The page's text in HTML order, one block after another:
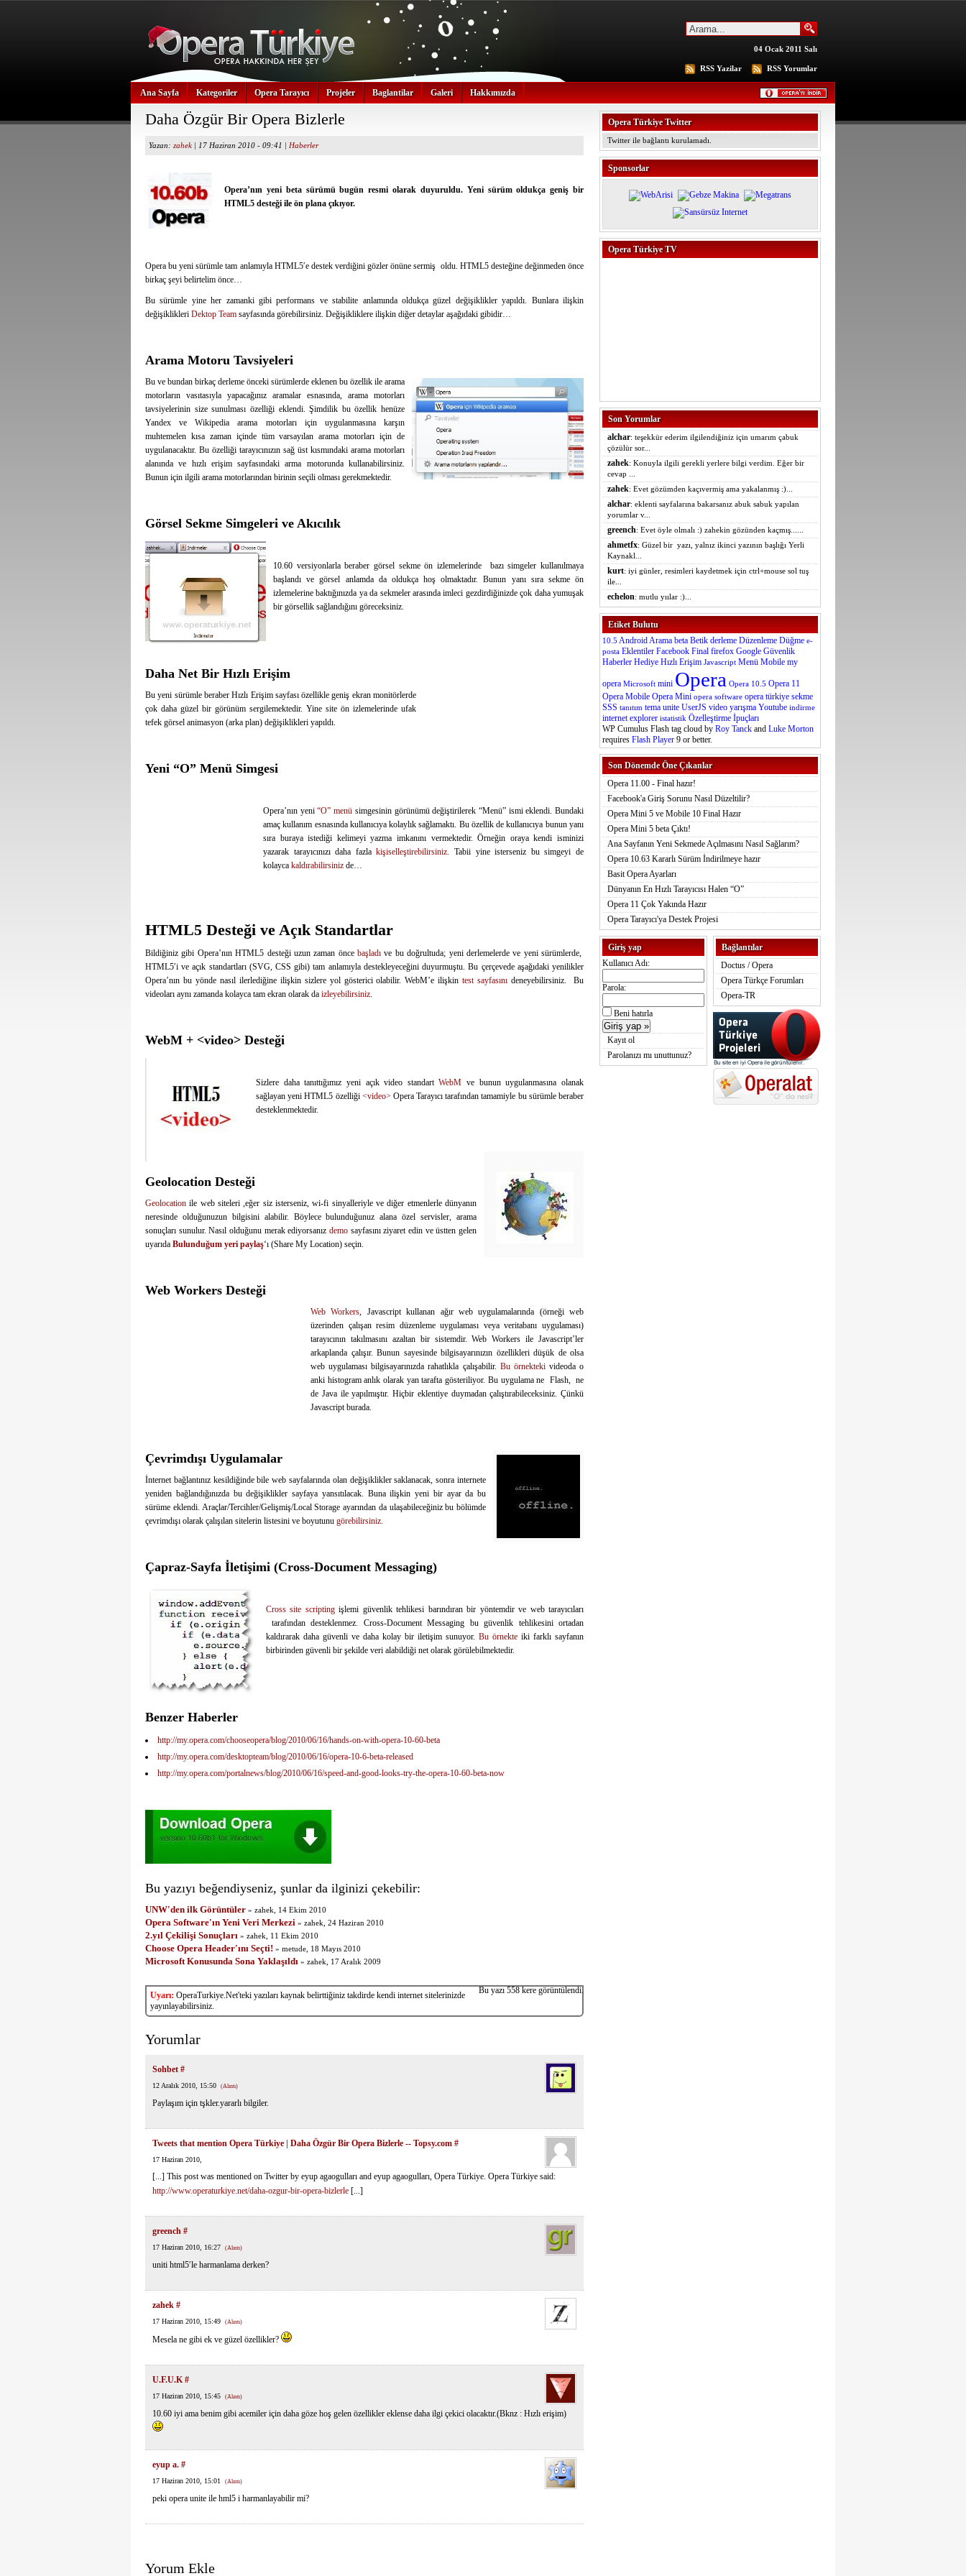
04 Ocak 2011 Salı
RSS Yazilar RSS Yorumlar
Ana Sayfa Kategoriler Opera Tarayıcı Projeler Baglantilar Galeri Hakkımızda
Daha Özgür Bir Opera Bizlerle
Yazan: zahek | 17 Haziran 2010 - 09:41 | Haberler
Opera’nın yeni beta sürümü bugün resmi olarak duyuruldu. Yeni sürüm oldukça geniş bir
HTML5 desteği ile ön plana çıkıyor.
Opera bu yeni sürümle tam anlamıyla HTML5′e destek verdiğini gözler önüne sermiş oldu. HTML5 desteğine değinmeden önce
birkaç şeyi belirtelim önce…
Bu sürümle yine her zamanki gibi performans ve stabilite anlamında oldukça güzel değişiklikler yapıldı. Bunlara ilişkin
değişiklikleri Dektop Team sayfasında görebilirsiniz. Değişikliklere ilişkin diğer detaylar aşağıdaki gibidir…
Arama Motoru Tavsiyeleri
Bu ve bundan birkaç derleme önceki sürümlerde eklenen bu özellik ile arama
motorların vasıtasıyla yapacağınız aramalar esnasında, arama motorları
tavsiyelerinin size sunulması özelliği eklendi. Şimdilik bu özellik henüze
Yandex ve Wikipedia arama motorları için uygulanmasına karşın
muhtemelen kısa zaman içinde tüm varsayılan arama motorları için de
uygulanacaktır. Bu özelliği tarayıcınızın sağ üst kısmındaki arama motorları
alanında ve hızlı erişim sayfasındaki arma motorunda kullanabilirsiniz.
Bunun için ilgili arama motorlarından birinin seçili olması gerekmektedir.
Görsel Sekme Simgeleri ve Akıcılık
10.60 versiyonlarla beraber görsel sekme ön izlemelerinde bazı simgeler kullanılmaya
başlandı ve görsel anlamda da oldukça hoş olmaktadır. Bunun yanı sıra sekme ön
izlemelerine baktığınızda ya da sekmeler arasında imleci gezdirdiğinizde çok daha yumuşak
bir görsellik sağlandığını göreceksiniz.
Daha Net Bir Hızlı Erişim
Bu yeni sürümle beraber Hızlı Erişim sayfası özellikle geniş ekran monitörlerde
çok daha güzel bir görünüm sergilemektedir. Yine site ön izlemelerinde ufak
tefek görsel animasyon (arka plan) değişiklikleri yapıldı.
Yeni “O” Menü Simgesi
Opera’nın yeni“O” menü simgesinin görünümü değiştirilerek “Menü” ismi eklendi. Bundaki
amaç kullanım esnasında kullanıcıya kolaylık sağlamaktı. Bu özellik de kullanıcıya bunun yanı
sıra buraya istediği kelimeyi yazma imkanını vermektedir. Örneğin oraya kendi isminizi
yazarak tarayıcınızı daha fazlakişiselleştirebilirsiniz. Tabii yine isterseniz bu simgeyi de
kolayca kaldırabilirsiniz de…
HTML5 Desteği ve Açık Standartlar
Bildiğiniz gibi Opera’nın HTML5 desteği uzun zaman önce başladı ve bu doğrultuda; yeni derlemelerde ve yeni sürümlerde,
HTML5′i ve açık standartları (SVG, CSS gibi) tam anlamıyla destekleyeceğini duyurmuştu. Bu çerçevede aşağıdaki yenilikler
Opera’nın bu yönde nasıl ilerlediğine ilişkin sizlere yol gösterici olabilir. WebM’e ilişkintest sayfasını deneyebilirsiniz. Bu
videoları aynı zamanda kolayca tam ekran olarak da izleyebilirsiniz.
WebM + <video> Desteği
Sizlere daha tanıttığımız yeni açık video standartWebM ve bunun uygulanmasına olanak
sağlayan yeni HTML5 özelliği <video> Opera Tarayıcı tarafından tamamiyle bu sürümle beraber
desteklenmektedir.
Geolocation Desteği
Geolocation ile web siteleri ,eğer siz isterseniz, wi-fi sinyalleriyle ve diğer etmenlerle dünyanın
neresinde olduğunuzun bilgisini alabilir. Böylece bulunduğunuz alana özel servisler, arama
sonuçları sunulur. Nasıl olduğunu merak ediyorsanız demo sayfasını ziyaret edin ve üstten gelen
uyarıda Bulunduğum yeri paylaş‘ı (Share My Location) seçin.
Web Workers Desteği
Web Workers, Javascript kullanan ağır web uygulamalarında (örneği web
üzerinden çalışan resim düzenleme uygulaması veya veritabanı uygulaması)
tarayıcının takılmasını azaltan bir sistemdir. Web Workers ile Javascript’ler
arkaplanda çalışır. Bunun sayesinde bilgisayarınızın özellikleri düşük de olsa
web uygulaması bilgisayarınızda rahatlıkla çalışabilir. Bu örnektekivideoda o
anki histogram anlık olarak yan tarafta gösteriliyor. Bu uygulama ne Flash, ne
de Java ile yapılmıştır. Hiçbir eklentiye duymadan çalıştırabileceksiniz. Çünkü
Javascript burada.
Çevrimdışı Uygulamalar
İnternet bağlantınız kesildiğinde bile web sayfalarında olan değişiklikler saklanacak, sonra internete
yeniden bağlandığınızda bu değişiklikler sayfaya yansıtılacak. Buna ilişkin yeni bir ayar da bu
sürüme eklendi. Araçlar/Tercihler/Gelişmiş/Local Storage ayarından da ulaşabileceğiniz bu bölümde
çevrimdışı olarak çalışılan sitelerin listesini ve boyutunu görebilirsiniz.
Çapraz-Sayfa İletişimi (Cross-Document Messaging)
Cross site scriptingişlemi güvenlik tehlikesi barındıran bir yöntemdir ve web tarayıcıları
tarafından desteklenmez. Cross-Document Messaging bu güvenlik tehlikesini ortadan
kaldırarak daha güvenli ve daha kolay bir iletişim sunuyor. Bu örnekte iki farklı sayfanın
birbirinden güvenli bir şekilde veri alabildiği net olarak görülebilmektedir.
Benzer Haberler
http://my.opera.com/chooseopera/blog/2010/06/16/hands-on-with-opera-10-60-beta
http://my.opera.com/desktopteam/blog/2010/06/16/opera-10-6-beta-released
http://my.opera.com/portalnews/blog/2010/06/16/speed-and-good-looks-try-the-opera-10-60-beta-now
Bu yazıyı beğendiyseniz, şunlar da ilginizi çekebilir:
UNW'den ilk Görüntüler » zahek, 14 Ekim 2010
Opera Software'ın Yeni Veri Merkezi » zahek, 24 Haziran 2010
2.yıl Çekilişi Sonuçları » zahek, 11 Ekim 2010
Choose Opera Header'ını Seçti! » metude, 18 Mayıs 2010
Microsoft Konusunda Sona Yaklaşıldı » zahek, 17 Aralık 2009
Bu yazı 558 kere görüntülendi.
Uyarı: OperaTurkiye.Net'teki yazıları kaynak belirttiğiniz takdirde kendi internet sitelerinizde
yayınlayabilirsiniz.
Yorumlar
Sohbet #
12 Aralık 2010, 15:50 (Alıntı)
Paylaşım için tşkler.yararlı bilgiler.
Tweets that mention Opera Türkiye | Daha Özgür Bir Opera Bizlerle -- Topsy.com #
17 Haziran 2010,
[...] This post was mentioned on Twitter by eyup agaogulları and eyup agaogulları, Opera Türkiye. Opera Türkiye said:
http://www.operaturkiye.net/daha-ozgur-bir-opera-bizlerle [...]
greench #
17 Haziran 2010, 16:27 (Alıntı)
uniti html5′le harmanlama derken?
zahek #
17 Haziran 2010, 15:49 (Alıntı)
Mesela ne gibi ek ve güzel özellikler?
U.F.U.K #
17 Haziran 2010, 15:45 (Alıntı)
10.60 iyi ama benim gibi acemiler için daha göze hoş gelen özellikler eklense daha ilgi çekici olacaktır.(Bknz : Hızlı erişim)
eyup a. #
17 Haziran 2010, 15:01 (Alıntı)
peki opera unite ile hml5 i harmanlayabilir mi?
Yorum Ekle
Opera Türkiye Twitter
Twitter ile bağlantı kurulamadı.
Sponsorlar
Opera Türkiye TV
Son Yorumlar
alchar: teşekkür ederim ilgilendiğiniz için umarım çabuk
çözülür sor...
zahek: Konuyla ilgili gerekli yerlere bilgi verdim. Eğer bir
cevap ...
zahek: Evet gözümden kaçıvermiş ama yakalanmış :)...
alchar: eklenti sayfalarına bakarsanız abuk sabuk yapılan
yorumlar v...
greench: Evet öyle olmalı :) zahekin gözünden kaçmış......
ahmetfx: Güzel bir yazı, yalnız ikinci yazının başlığı Yerli
Kaynakl...
kurt: iyi günler, resimleri kaydetmek için ctrl+mouse sol tuş
ile...
echelon: mutlu yıılar :)...
Etiket Bulutu
10.5 AndroidArama beta Betik derleme Düzenleme Düğme e-
posta Eklentiler Facebook Final firefox Google Güvenlik
Haberler Hediye Hızlı Erişim Javascript Menü Mobile my
opera Microsoft mini Opera Opera 10.5 Opera 11
Opera Mobile Opera Mini opera software opera türkiye sekme
SSS tanıtım tema unite UserJS video yarışma Youtube indirme
internet explorer istatistik Özelleştirme İpuçları
WP Cumulus Flash tag cloud by Roy Tanck and Luke Morton
requires Flash Player 9 or better.
Son Dönemde Öne Çıkanlar
Opera 11.00 - Final hazır!
Facebook'a Giriş Sorunu Nasıl Düzeltilir?
Opera Mini 5 ve Mobile 10 Final Hazır
Opera Mini 5 beta Çıktı!
Ana Sayfanın Yeni Sekmede Açılmasını Nasıl Sağlarım?
Opera 10.63 Kararlı Sürüm İndirilmeye hazır
Basit Opera Ayarları
Dünyanın En Hızlı Tarayıcısı Halen “O”
Opera 11 Çok Yakında Hazır
Opera Tarayıcı'ya Destek Projesi
Giriş yap
Kullanıcı Adı:
Parola:
Beni hatırla
Kayıt ol
Parolanızı mı unuttunuz?
Bağlantılar
Doctus / Opera
Opera Türkçe Forumları
Opera-TR